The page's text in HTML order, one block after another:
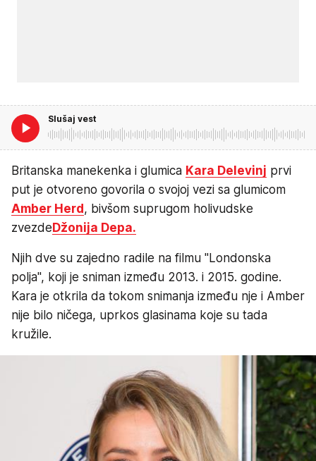
Slušaj vest
Britanska manekenka i glumica Kara Delevinj prvi
put je otvoreno govorila o svojoj vezi sa glumicom
Amber Herd , bivšom suprugom holivudske
zvezde Džonija Depa.
Njih dve su zajedno radile na filmu "Londonska
polja", koji je sniman između 2013. i 2015. godine.
Kara je otkrila da tokom snimanja između nje i Amber
nije bilo ničega, uprkos glasinama koje su tada
kružile.